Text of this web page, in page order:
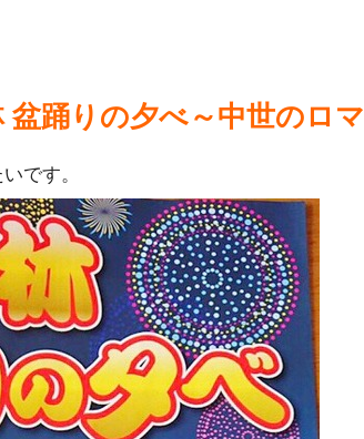
盆踊りの夕べ～中世のロマ
です。